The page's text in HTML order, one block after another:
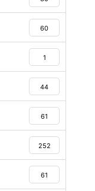
60
1
44
61
252
61